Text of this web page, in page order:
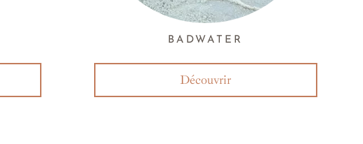
BADWATER
Découvrir